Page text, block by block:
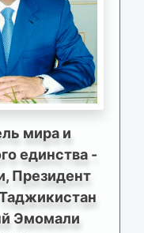
мира и
единства -
Президент
Эмомали